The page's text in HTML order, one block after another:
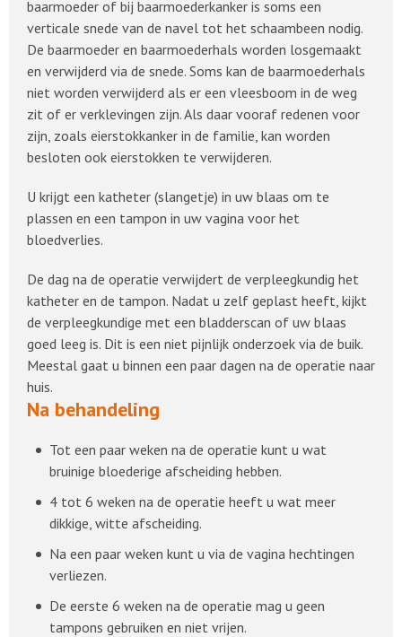
baarmoeder of bij baarmoederkanker is soms een
verticale snede van de navel tot het schaambeen nodig.
De baarmoeder en baarmoederhals worden losgemaakt
en verwijderd via de snede. Soms kan de baarmoederhals
niet worden verwijderd als er een vleesboom in de weg
zit of er verklevingen zijn. Als daar vooraf redenen voor
zijn, zoals eierstokkanker in de familie, kan worden
besloten ook eierstokken te verwijderen.
U krijgt een katheter (slangetje) in uw blaas om te
plassen en een tampon in uw vagina voor het
bloedverlies.
De dag na de operatie verwijdert de verpleegkundig het
katheter en de tampon. Nadat u zelf geplast heeft, kijkt
de verpleegkundige met een bladderscan of uw blaas
goed leeg is. Dit is een niet pijnlijk onderzoek via de buik.
Meestal gaat u binnen een paar dagen na de operatie naar
huis.
Na behandeling
Tot een paar weken na de operatie kunt u wat
bruinige bloederige afscheiding hebben.
4 tot 6 weken na de operatie heeft u wat meer
dikkige, witte afscheiding.
Na een paar weken kunt u via de vagina hechtingen
verliezen.
De eerste 6 weken na de operatie mag u geen
tampons gebruiken en niet vrijen.